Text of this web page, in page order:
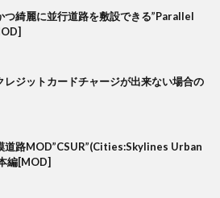
綺麗に並行道路を敷設できる”Parallel
ジットカードチャージが出来ない場合の
路MOD”CSUR”(Cities:Skylines Urban
編[MOD]